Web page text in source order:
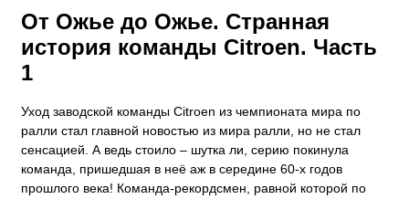
От Ожье до Ожье. Странная
история команды Citroen. Часть
1
Уход заводской команды Citroen из чемпионата мира по
ралли стал главной новостью из мира ралли, но не стал
сенсацией. А ведь стоило – шутка ли, серию покинула
команда, пришедшая в неё аж в середине 60-х годов
прошлого века! Команда-рекордсмен, равной которой по